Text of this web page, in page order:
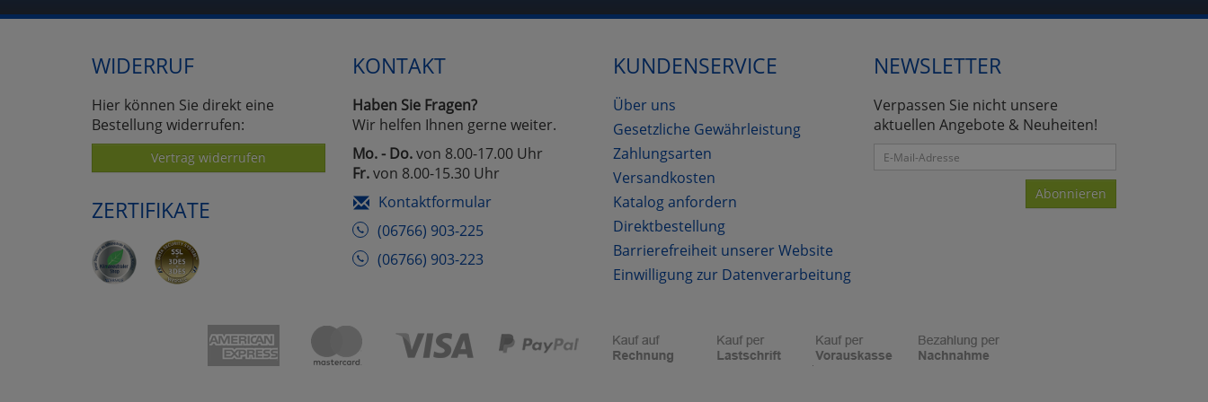
WIDERRUF
Hier können Sie direkt eine
Bestellung widerrufen:
Vertrag widerrufen
ZERTIFIKATE
KONTAKT
Haben Sie Fragen?
Wir helfen Ihnen gerne weiter.
Mo. - Do.von 8.00-17.00 Uhr
Fr.von 8.00-15.30 Uhr
Kontaktformular
(06766) 903-225
(06766) 903-223
KUNDENSERVICE
Über uns
Gesetzliche Gewährleistung
Zahlungsarten
Versandkosten
Katalog anfordern
Direktbestellung
Barrierefreiheit unserer Website
Einwilligung zur Datenverarbeitung
NEWSLETTER
Verpassen Sie nicht unsere
aktuellen Angebote & Neuheiten!
Abonnieren